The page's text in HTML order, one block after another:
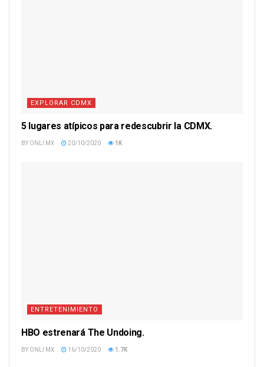
EXPLORAR CDMX
5 lugares atípicos para redescubrir la CDMX.
BY ONLI MX 20/10/2020 1K
ENTRETENIMIENTO
HBO estrenará The Undoing.
BY ONLI MX 16/10/2020 1.7K